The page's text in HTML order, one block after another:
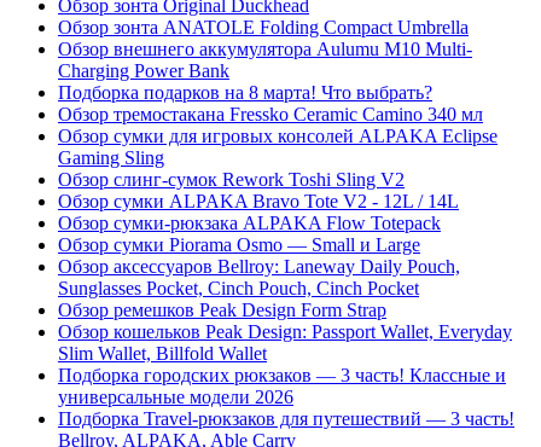
Обзор зонта Original Duckhead
Обзор зонта ANATOLE Folding Compact Umbrella
Обзор внешнего аккумулятора Aulumu M10 Multi-
Charging Power Bank
Подборка подарков на 8 марта! Что выбрать?
Обзор тремостакана Fressko Ceramic Camino 340 мл
Обзор сумки для игровых консолей ALPAKA Eclipse
Gaming Sling
Обзор слинг-сумок Rework Toshi Sling V2
Обзор сумки ALPAKA Bravo Tote V2 - 12L / 14L
Обзор сумки-рюкзака ALPAKA Flow Totepack
Обзор сумки Piorama Osmo — Small и Large
Обзор аксессуаров Bellroy: Laneway Daily Pouch,
Sunglasses Pocket, Cinch Pouch, Cinch Pocket
Обзор ремешков Peak Design Form Strap
Обзор кошельков Peak Design: Passport Wallet, Everyday
Slim Wallet, Billfold Wallet
Подборка городских рюкзаков — 3 часть! Классные и
универсальные модели 2026
Подборка Travel-рюкзаков для путешествий — 3 часть!
Bellroy, ALPAKA, Able Carry